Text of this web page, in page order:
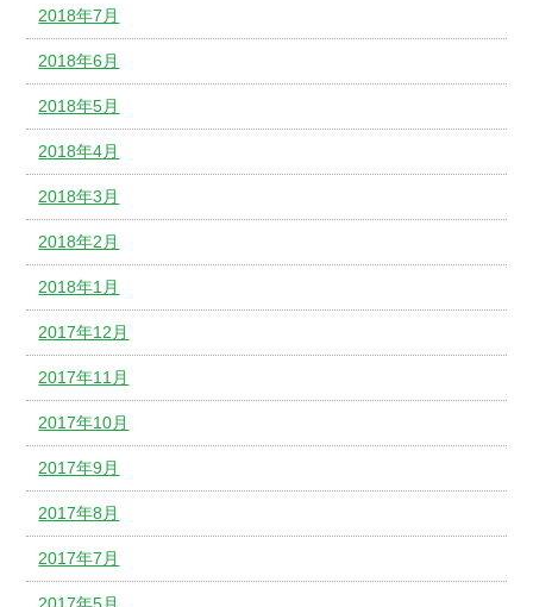
2018年7月
2018年6月
2018年5月
2018年4月
2018年3月
2018年2月
2018年1月
2017年12月
2017年11月
2017年10月
2017年9月
2017年8月
2017年7月
2017年5月